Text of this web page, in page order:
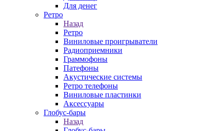
Для денег
Ретро
Назад
Ретро
Виниловые проигрыватели
Радиоприемники
Граммофоны
Патефоны
Акустические системы
Ретро телефоны
Виниловые пластинки
Аксессуары
Глобус-бары
Назад